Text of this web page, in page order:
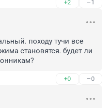
+2 –1
походу тучи все
становятся. будет ли
+0 –0